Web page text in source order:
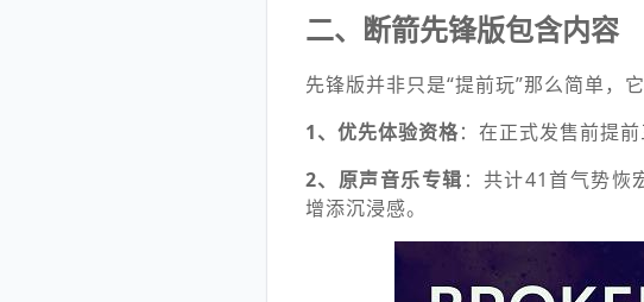
二、断箭先锋版包含内容
先锋版并非只是“提前玩”那么简单，
1、优先体验资格：在正式发售前提
2、原声音乐专辑 ：共计41首气势恢
增添沉浸感。